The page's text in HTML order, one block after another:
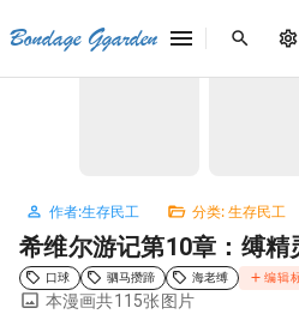
问题请联系客服。
Bondage Ggarden
首页 / 生存民工 /
作者:生存民工 分类: 生存民工
希维尔游记第10章：缚精
口球 驷马攒蹄 海老缚 编辑
本漫画共115张图片